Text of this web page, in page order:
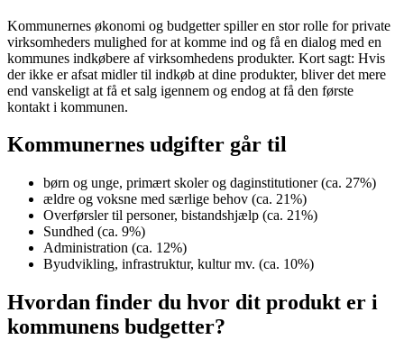
Kommunernes økonomi og budgetter spiller en stor rolle for private
virksomheders mulighed for at komme ind og få en dialog med en
kommunes indkøbere af virksomhedens produkter. Kort sagt: Hvis
der ikke er afsat midler til indkøb at dine produkter, bliver det mere
end vanskeligt at få et salg igennem og endog at få den første
kontakt i kommunen.
Kommunernes udgifter går til
børn og unge, primært skoler og daginstitutioner (ca. 27%)
ældre og voksne med særlige behov (ca. 21%)
Overførsler til personer, bistandshjælp (ca. 21%)
Sundhed (ca. 9%)
Administration (ca. 12%)
Byudvikling, infrastruktur, kultur mv. (ca. 10%)
Hvordan finder du hvor dit produkt er i
kommunens budgetter?